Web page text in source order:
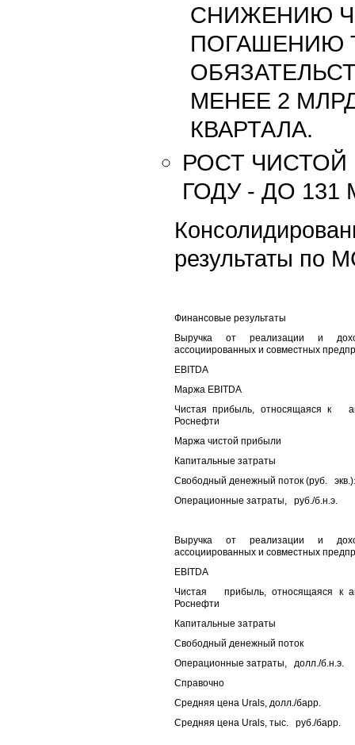
СНИЖЕНИЮ
ПОГАШЕНИЮ
МЕНЕЕ 2
КВАРТАЛА.
РОСТ ЧИСТОЙ
ГОДУ - ДО 131
результаты по
Финансовые результаты
Выручка от реализации и
ассоциированных и совместных
EBITDA
Маржа EBITDA
Чистая прибыль, относящаяся к
Роснефти
Маржа чистой прибыли
Капитальные затраты
Свободный денежный поток (руб. экв.)
Операционные затраты, руб./б.н.э.
Выручка от реализации и
ассоциированных и совместных
EBITDA
Чистая прибыль, относящаяся к
Роснефти
Капитальные затраты
Свободный денежный поток
Операционные затраты, долл./б.н.э.
Справочно
Средняя цена Urals, долл./барр.
Средняя цена Urals, тыс. руб./барр.